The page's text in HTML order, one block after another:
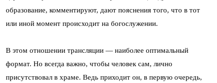
образование, комментируют, дают пояснения того, что в тот
или иной момент происходит на богослужении.
В этом отношении трансляции — наиболее оптимальный
формат. Но всегда важно, чтобы человек сам, лично
присутствовал в храме. Ведь приходит он, в первую очередь,